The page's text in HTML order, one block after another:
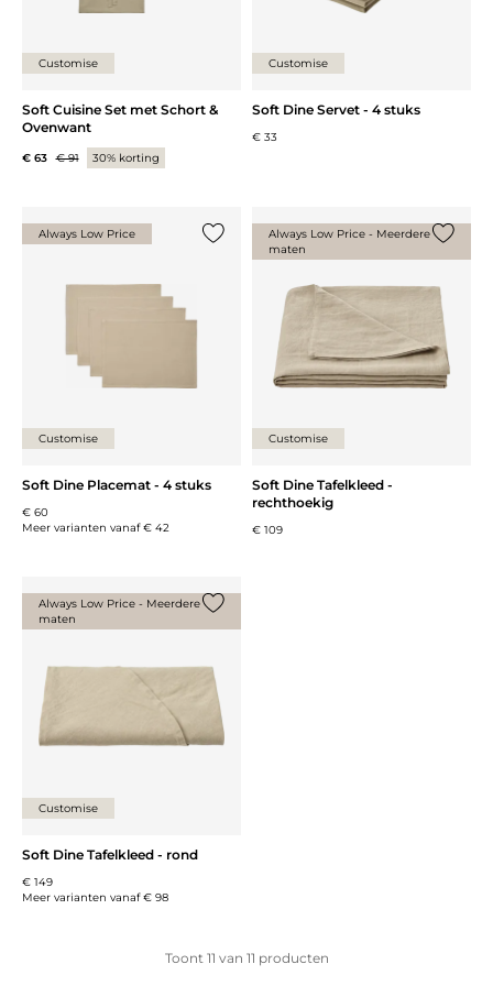
Customise
Soft Cuisine Set met Schort &
Ovenwant
€ 63 € 91 30% korting
Customise
Soft Dine Servet - 4 stuks
€ 33
Always Low Price
Voeg {0} toe aan de lijst
Customise
Soft Dine Placemat - 4 stuks
€ 60
Meer varianten vanaf€ 42
Always Low Price - Meerdere
maten
Voeg
Customise
Soft Dine Tafelkleed -
rechthoekig
€ 109
Always Low Price - Meerdere
maten
Voeg {0} toe aan de lijst
Customise
Soft Dine Tafelkleed - rond
€ 149
Meer varianten vanaf€ 98
Toont 11 van 11 producten